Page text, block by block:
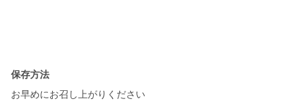
保存方法
お早めにお召し上がりください